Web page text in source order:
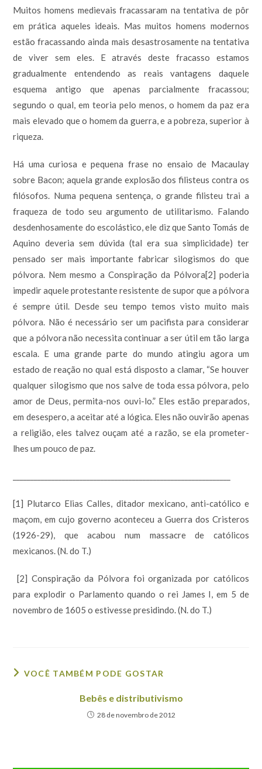
Muitos homens medievais fracassaram na tentativa de pôr
em prática aqueles ideais. Mas muitos homens modernos
estão fracassando ainda mais desastrosamente na tentativa
de viver sem eles. E através deste fracasso estamos
gradualmente entendendo as reais vantagens daquele
esquema antigo que apenas parcialmente fracassou;
segundo o qual, em teoria pelo menos, o homem da paz era
mais elevado que o homem da guerra, e a pobreza, superior à
riqueza.
Há uma curiosa e pequena frase no ensaio de Macaulay
sobre Bacon; aquela grande explosão dos filisteus contra os
filósofos. Numa pequena sentença, o grande filisteu trai a
fraqueza de todo seu argumento de utilitarismo. Falando
desdenhosamente do escolástico, ele diz que Santo Tomás de
Aquino deveria sem dúvida (tal era sua simplicidade) ter
pensado ser mais importante fabricar silogismos do que
pólvora. Nem mesmo a Conspiração da Pólvora[2] poderia
impedir aquele protestante resistente de supor que a pólvora
é sempre útil. Desde seu tempo temos visto muito mais
pólvora. Não é necessário ser um pacifista para considerar
que a pólvora não necessita continuar a ser útil em tão larga
escala. E uma grande parte do mundo atingiu agora um
estado de reação no qual está disposto a clamar, “Se houver
qualquer silogismo que nos salve de toda essa pólvora, pelo
amor de Deus, permita-nos ouvi-lo.” Eles estão preparados,
em desespero, a aceitar até a lógica. Eles não ouvirão apenas
a religião, eles talvez ouçam até a razão, se ela prometer-
lhes um pouco de paz.
[1] Plutarco Elias Calles, ditador mexicano, anti-católico e
maçom, em cujo governo aconteceu a Guerra dos Cristeros
(1926-29), que acabou num massacre de católicos
mexicanos. (N. do T.)
[2] Conspiração da Pólvora foi organizada por católicos
para explodir o Parlamento quando o rei James I, em 5 de
novembro de 1605 o estivesse presidindo. (N. do T.)
VOCÊ TAMBÉM PODE GOSTAR
Bebês e distributivismo
28 de novembro de 2012